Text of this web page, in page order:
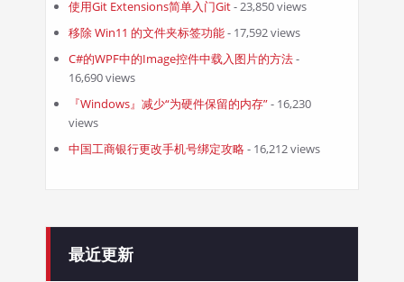
使用Git Extensions简单入门Git- 23,850 views
移除 Win11 的文件夹标签功能- 17,592 views
C#的WPF中的Image控件中载入图片的方法-
16,690 views
『Windows』减少“为硬件保留的内存”- 16,230
views
中国工商银行更改手机号绑定攻略 - 16,212 views
最近更新